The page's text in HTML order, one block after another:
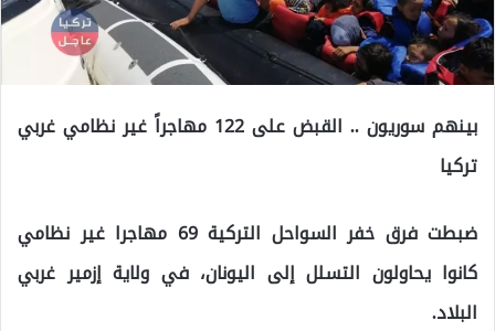
بينهم سوريون .. القبض على 122 مهاجراً غير نظامي غربي
تركيا
ضبطت فرق خفر السواحل التركية 69 مهاجرا غير نظامي
كانوا يحاولون التسلل إلى اليونان، في ولاية إزمير غربي
البلاد.